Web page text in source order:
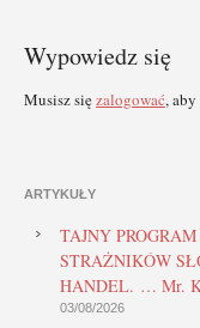
Wypowiedz się
Musisz sięzalogować,
ARTYKUŁY
TAJNY
STRAŻNIKÓW
HANDEL. … Mr.
03/08/2026